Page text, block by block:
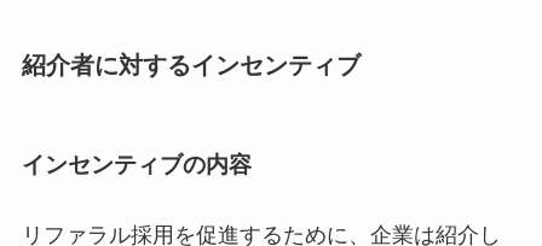
紹介者に対するインセンティブ
インセンティブの内容
リファラル採用を促進するために、企業は紹介し